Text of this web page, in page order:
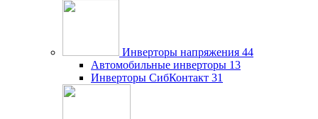
Инверторы напряжения 44
Автомобильные инверторы 13
Инверторы СибКонтакт 31